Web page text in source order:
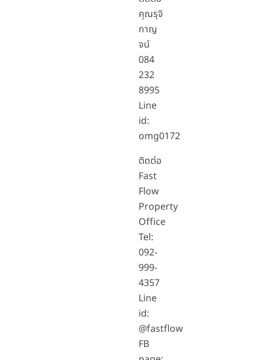
คุณรุจิ
กาญ
จน์
084
232
8995
Line
id:
omg0172
ติดต่อ
Fast
Flow
Property
Office
Tel:
092-
999-
4357
Line
id:
@fastflow
FB